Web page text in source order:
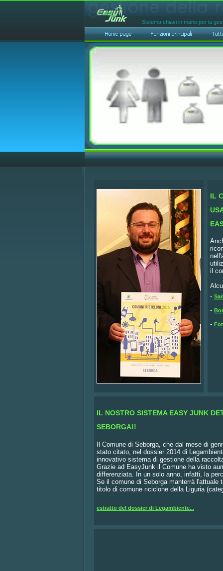
Sistema chiavi in mano per la
IL
il
-
-
-
IL NOSTRO SISTEMA EASY JUNK
SEBORGA!!
Il Comune di Seborga, che dal mese di
stato citato, nel dossier 2014 di
innovativo sistema di gestione della
Grazie ad EasyJunk il Comune ha visto
differenziata. In un solo anno, infatti, la
Se il comune di Seborga manterrà
titolo di comune riciclone della Liguria
estratto del dossier di Legambiente...